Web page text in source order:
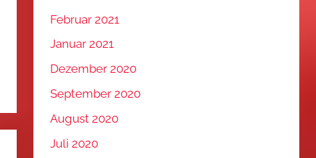
Februar 2021
Januar 2021
Dezember 2020
September 2020
August 2020
Juli 2020